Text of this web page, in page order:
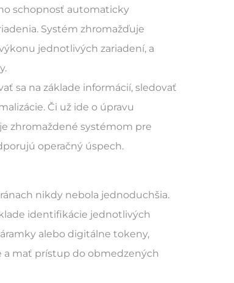
schopnosť automaticky
Systém zhromažďuje
jednotlivých zariadení, a
sa na základe informácií, sledovať
Či už ide o úpravu
zhromaždené systémom pre
operačný úspech.
nikdy nebola jednoduchšia.
identifikácie jednotlivých
alebo digitálne tokeny,
a mať prístup do obmedzených